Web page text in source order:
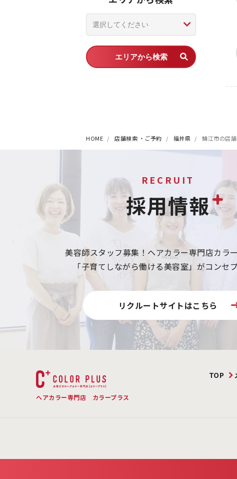
エリアから検索
HOME 店舗検索 ・ご予約 福井県 鯖江市の店
RECRUIT
採用情報
美容師スタッフ募集！ ヘアカラー専門店カラ
「子育てしながら働ける美容室」がコンセ
リクルートサイトはこちら
ヘアカラー専門店 カラープラス
TOP